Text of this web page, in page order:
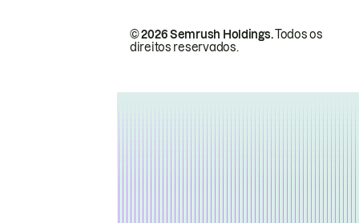
© 2026 Semrush Holdings.Todos os
direitos reservados.